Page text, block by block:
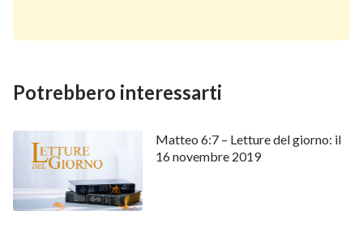
Potrebbero interessarti
Matteo 6:7 – Letture del giorno: il
16 novembre 2019